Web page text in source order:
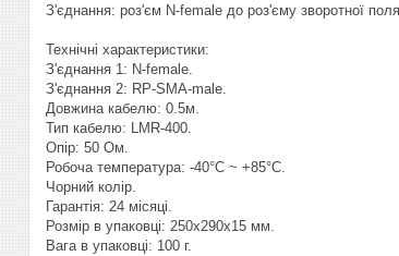
З'єднання: роз'єм N-female до роз'єму зворотної
Технічні характеристики:
З'єднання 1: N-female.
З'єднання 2: RP-SMA-male.
Довжина кабелю: 0.5м.
Тип кабелю: LMR-400.
Опір: 50 Ом.
Робоча температура: -40°С ~ +85°С.
Чорний колір.
Гарантія: 24 місяці.
Розмір в упаковці: 250x290x15 мм.
Вага в упаковці: 100 г.